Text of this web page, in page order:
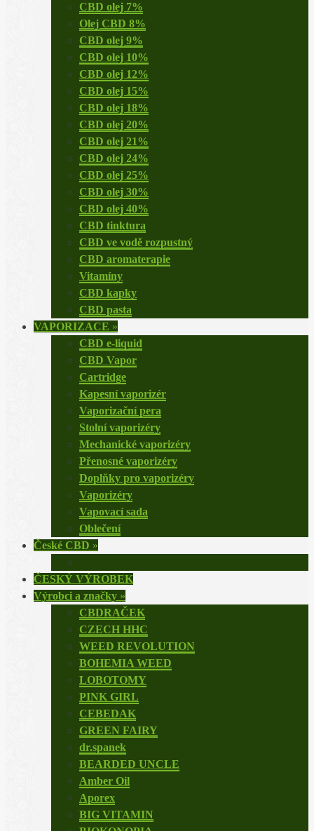
CBD olej 7%
Olej CBD 8%
CBD olej 9%
CBD olej 10%
CBD olej 12%
CBD olej 15%
CBD olej 18%
CBD olej 20%
CBD olej 21%
CBD olej 24%
CBD olej 25%
CBD olej 30%
CBD olej 40%
CBD tinktura
CBD ve vodě rozpustný
CBD aromaterapie
Vitamíny
CBD kapky
CBD pasta
VAPORIZACE »
CBD e-liquid
CBD Vapor
Cartridge
Kapesní vaporizér
Vaporizační pera
Stolní vaporizéry
Mechanické vaporizéry
Přenosné vaporizéry
Doplňky pro vaporizéry
Vaporizéry
Vapovací sada
Oblečení
České CBD »
ČESKÝ VÝROBEK
Výrobci a značky »
CBDRAČEK
CZECH HHC
WEED REVOLUTION
BOHEMIA WEED
LOBOTOMY
PINK GIRL
CEBEDAK
GREEN FAIRY
dr.spanek
BEARDED UNCLE
Amber Oil
Aporex
BIG VITAMIN